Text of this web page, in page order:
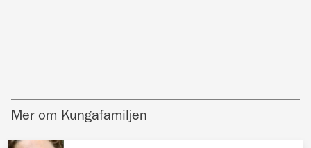
Mer om Kungafamiljen